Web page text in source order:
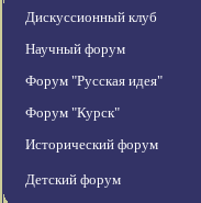
Дискуссионный клуб
Научный форум
Форум "Русская идея"
Форум "Курск"
Исторический форум
Детский форум